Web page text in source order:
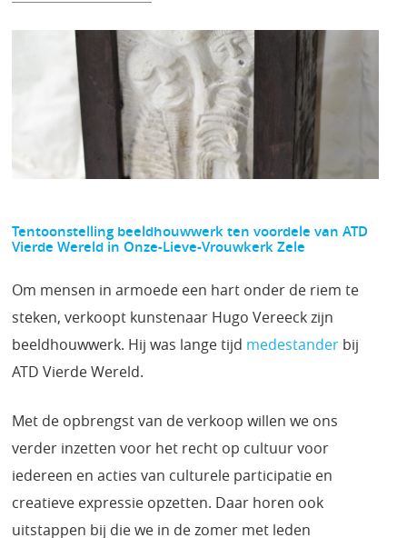
Tentoonstelling beeldhouwwerk ten voordele van ATD
Vierde Wereld in Onze-Lieve-Vrouwkerk Zele
Om mensen in armoede een hart onder de riem te
steken, verkoopt kunstenaar Hugo Vereeck zijn
beeldhouwwerk. Hij was lange tijd medestander bij
ATD Vierde Wereld.
Met de opbrengst van de verkoop willen we ons
verder inzetten voor het recht op cultuur voor
iedereen en acties van culturele participatie en
creatieve expressie opzetten. Daar horen ook
uitstappen bij die we in de zomer met leden